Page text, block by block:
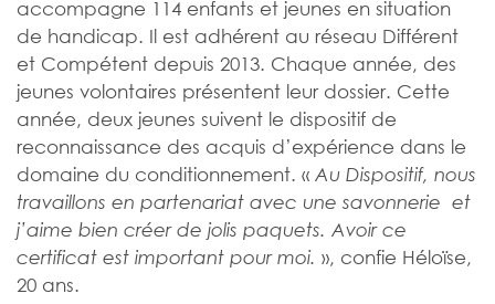
accompagne 114 enfants et jeunes en situation
de handicap. Il est adhérent au réseau Différent
et Compétent depuis 2013. Chaque année, des
jeunes volontaires présentent leur dossier. Cette
année, deux jeunes suivent le dispositif de
reconnaissance des acquis d’expérience dans le
domaine du conditionnement. « Au Dispositif, nous
travaillons en partenariat avec une savonnerie et
j’aime bien créer de jolis paquets. Avoir ce
certificat est important pour moi. », confie Héloïse,
20 ans.